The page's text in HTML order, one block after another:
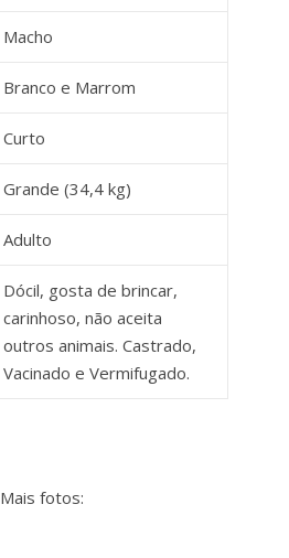
Macho
Branco e Marrom
Curto
Grande (34,4 kg)
Adulto
Dócil, gosta de brincar,
carinhoso, não aceita
outros animais. Castrado,
Vacinado e Vermifugado.
Mais fotos: